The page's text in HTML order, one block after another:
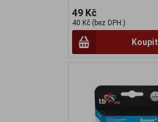
49 Kč
40 Kč (bez DPH:)
Koupit